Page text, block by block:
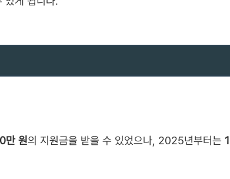
만 원의 지원금을 받을 수 있었으나, 2025년부터는